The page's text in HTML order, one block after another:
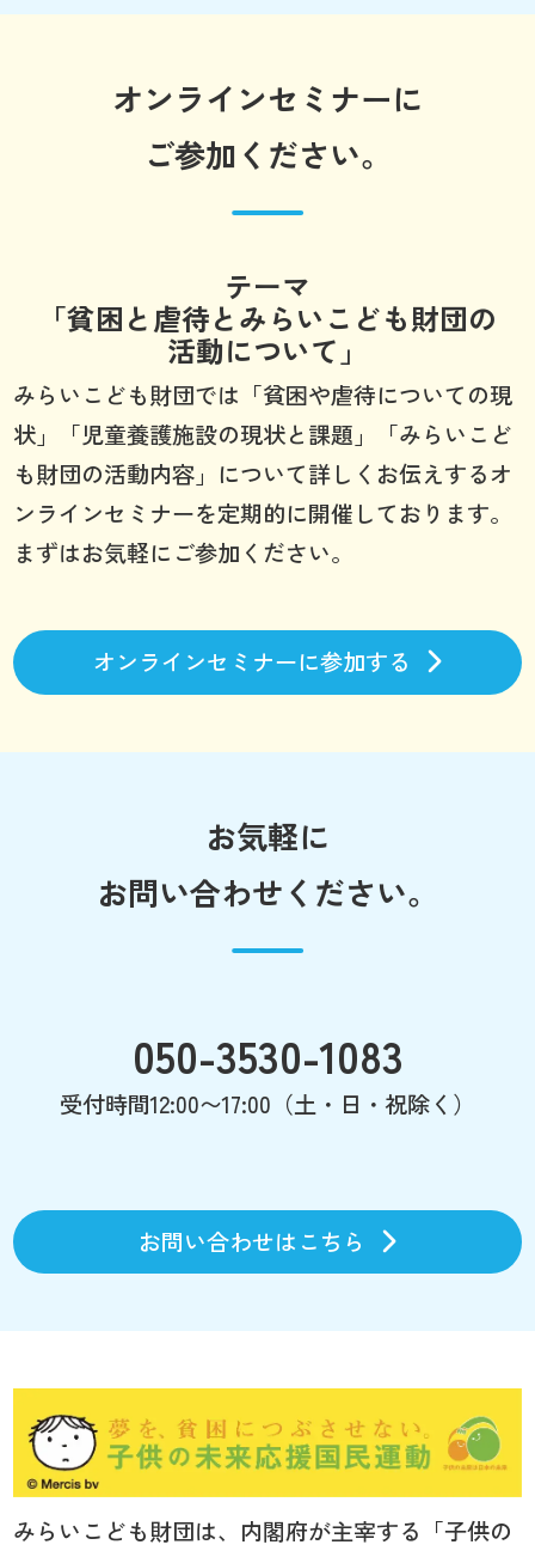
オンラインセミナーに
ご参加ください。
テーマ
「貧困と虐待とみらいこども財団の
活動について」
みらいこども財団では「貧困や虐待についての現
状」「児童養護施設の現状と課題」「みらいこど
も財団の活動内容」について詳しくお伝えするオ
ンラインセミナーを定期的に開催しております。
まずはお気軽にご参加ください。
オンラインセミナーに参加する
お気軽に
お問い合わせください。
050-3530-1083
受付時間12:00〜17:00（土・日・祝除く）
お問い合わせはこちら
みらいこども財団は、内閣府が主宰する「子供の